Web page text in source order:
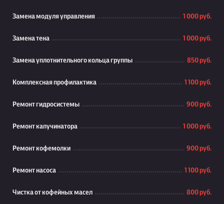
Замена модуля управления 1 000 руб.
Замена тена 1 000 руб.
Замена уплотнительного кольца группы 850 руб.
Комплексная профилактика 1 100 руб.
Ремонт гидросистемы 900 руб.
Ремонт капучинатора 1 000 руб.
Ремонт кофемолки 900 руб.
Ремонт насоса 1 100 руб.
Чистка от кофейных масел 800 руб.